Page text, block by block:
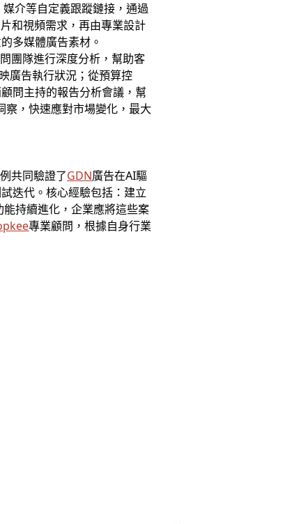
介等自定義跟蹤鏈接，通過
和視頻需求，再由專業設計
多媒體廣告素材。
團隊進行深度分析，幫助客
廣告執行狀況；從預算控
問主持的報告分析會議，幫
，快速應對市場變化，最大
共同驗證了GDN廣告在AI驅
迭代。核心經驗包括：建立
能持續進化，企業應將這些案
專業顧問，根據自身行業